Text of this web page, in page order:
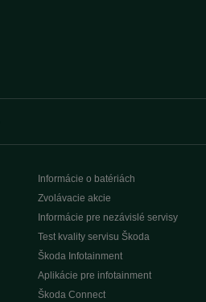
Informácie o batériách
Zvolávacie akcie
Informácie pre nezávislé servisy
Test kvality servisu Škoda
Škoda Infotainment
Aplikácie pre infotainment
Škoda Connect